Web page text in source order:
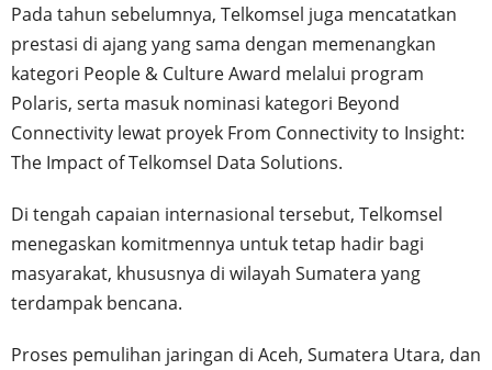
Pada tahun sebelumnya, Telkomsel juga mencatatkan
prestasi di ajang yang sama dengan memenangkan
kategori People & Culture Award melalui program
Polaris, serta masuk nominasi kategori Beyond
Connectivity lewat proyek From Connectivity to Insight:
The Impact of Telkomsel Data Solutions.
Di tengah capaian internasional tersebut, Telkomsel
menegaskan komitmennya untuk tetap hadir bagi
masyarakat, khususnya di wilayah Sumatera yang
terdampak bencana.
Proses pemulihan jaringan di Aceh, Sumatera Utara, dan